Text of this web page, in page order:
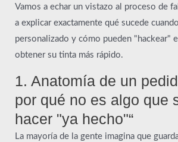
Vamos a echar un vistazo al proceso de
a explicar exactamente qué sucede
personalizado y cómo pueden "hackear"
obtener su tinta más rápido.
1. Anatomía de un
por qué no es algo que
hacer "ya hecho"“
La mayoría de la gente imagina que